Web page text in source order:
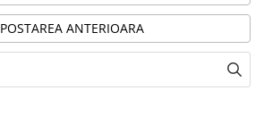
POSTAREA ANTERIOARA